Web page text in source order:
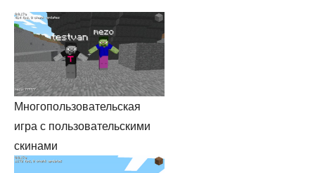
Многопользовательская
игра с пользовательскими
скинами